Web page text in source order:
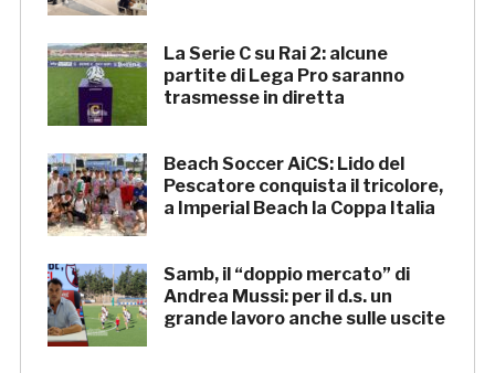
La Serie C su Rai 2: alcune
partite di Lega Pro saranno
trasmesse in diretta
Beach Soccer AiCS: Lido del
Pescatore conquista il tricolore,
a Imperial Beach la Coppa Italia
Samb, il “doppio mercato” di
Andrea Mussi: per il d.s. un
grande lavoro anche sulle uscite